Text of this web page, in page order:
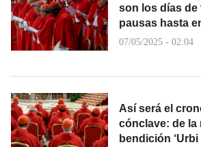
son los días
pausas hasta
07/05/2025 - 02:04
Así será el
cónclave: de la
bendición